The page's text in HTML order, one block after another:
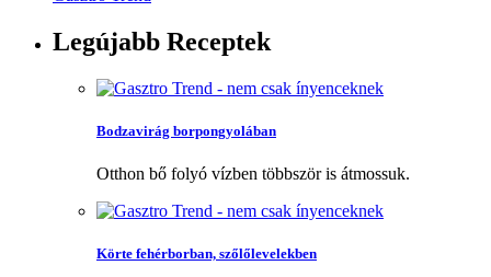
Legújabb Receptek
Bodzavirág borpongyolában
Otthon bő folyó vízben többször is átmossuk.
Körte fehérborban, szőlőlevelekben